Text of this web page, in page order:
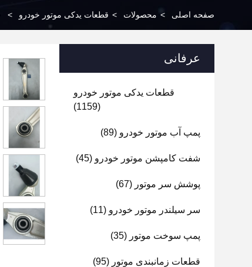
صفحه اصلی > محصولات > قطعات یدکی موتور خودرو >
عرفانی
قطعات یدکی موتور خودرو
(1159)
پمپ آب موتور خودرو (89)
شفت کامپشن موتور خودرو (45)
پوشش سر موتور (67)
سر سیلندر موتور خودرو (11)
پمپ سوخت موتور (35)
قطعات زمانبندی موتور (95)